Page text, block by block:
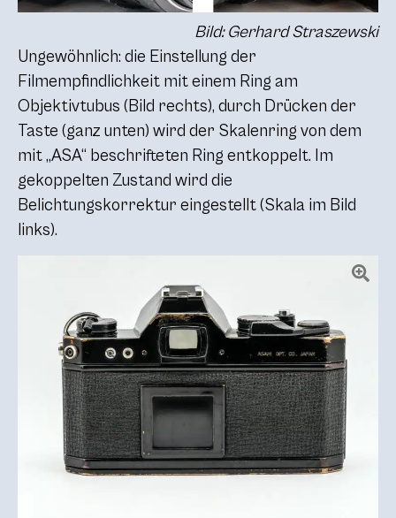
Bild: Gerhard Straszewski
Ungewöhnlich: die Einstellung der
Filmempfindlichkeit mit einem Ring am
Objektivtubus (Bild rechts), durch Drücken der
Taste (ganz unten) wird der Skalenring von dem
mit „ASA“ beschrifteten Ring entkoppelt. Im
gekoppelten Zustand wird die
Belichtungskorrektur eingestellt (Skala im Bild
links).